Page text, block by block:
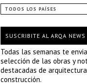
TODOS LOS PAÍSES
SUSCRIBITE AL ARQA NEWS
Todas las semanas te
selección de las obras y
destacadas de
construcción.